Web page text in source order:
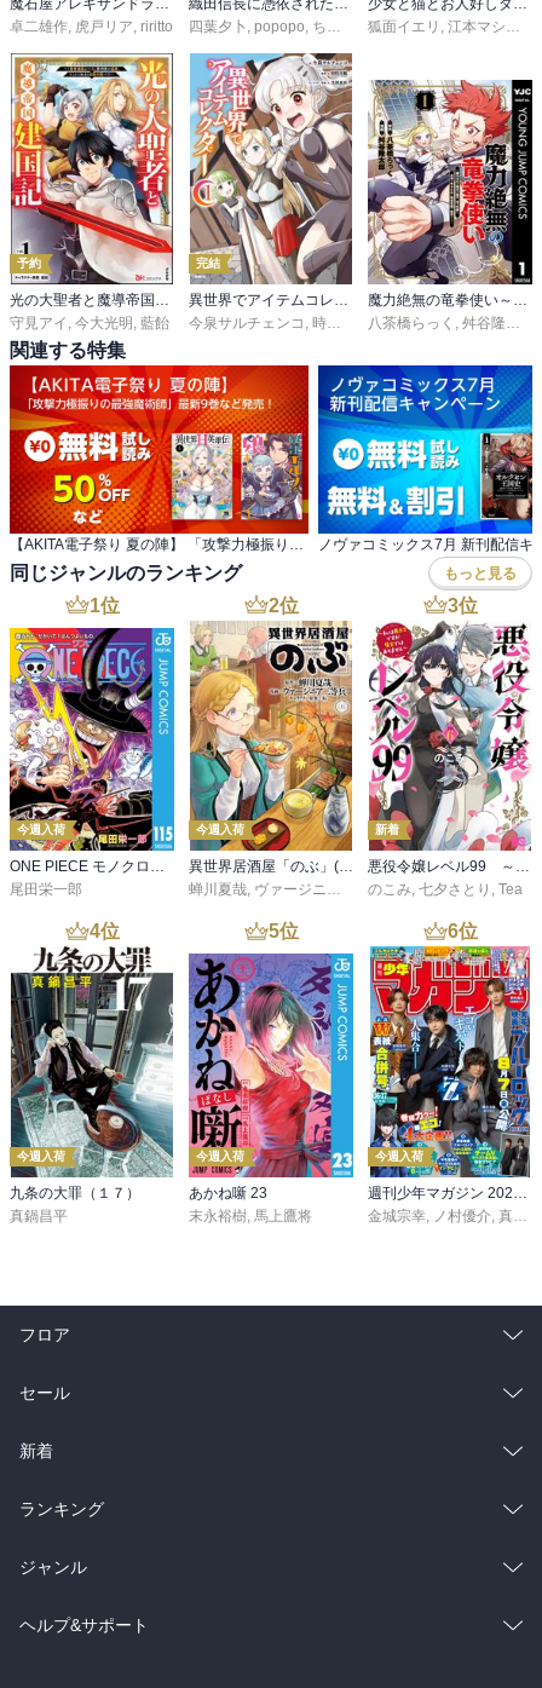
魔石屋アレキサンドライトへようこそ ～規格外魔石で商売繁盛～
卓二雄作, 虎戸リア, riritto
織田信長に憑依された悪役令嬢は天下統一したくない！
四葉夕卜 , popopo, ちょじょすてろ
少女と猫とお人好しダークエルフの魔石工房 コミック版
狐面イエリ , 江本マシメサ
予約
守見アイ 今大光明 藍飴
完結
今泉サルチェンコ 時野洋輔 ,冬馬来彩
八茶橋らっく
舛谷隆太郎
関連する特集
ノヴァコミックス7月 新刊配信キ
同じジャンルのランキング もっと見る
1位
今週入荷
ONE PIECE モノクロ版 115
尾田栄一郎
2位
今週入荷
異世界居酒屋「のぶ」(22)
蝉川夏哉, ヴァージニア二等兵 ,転
3位
新着
悪役令嬢レベル99 ～私は裏ボスですが魔王ではありません～ その６
のこみ, 七夕さとり , Tea
4位
今週入荷
九条の大罪（１７）
真鍋昌平
5位
今週入荷
あかね噺 23
末永裕樹 馬上鷹将
6位
今週入荷
金城宗幸
ノ村優介 真島ヒロ
フロア
総合
ラノベ
雑誌・グラビア
BL・TL
セール
総合
ラノベ
雑誌・グラビア
BL・TL
新着
総合
ラノベ
雑誌・グラビア
ランキング
総合
ラノベ
ジャンル
コミック
ヘルプ&サポート